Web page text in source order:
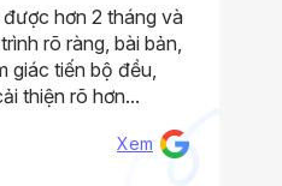
hơn 2 tháng và
rõ ràng, bài bản,
giác tiến bộ đều,
thiện rõ hơn...
Xem